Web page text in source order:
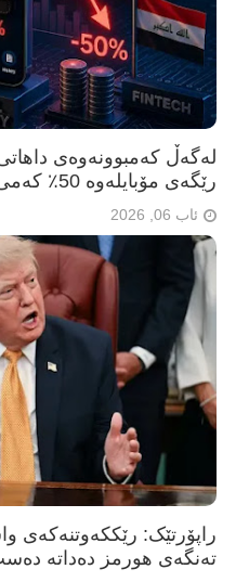
لەگەڵ کەمبوونەوەی
رێگەی مۆبایلەوە 50٪ کەمی کردووە
ئاب 06, 2026
راپۆرتێک: رێککەوتنەکەی
تەنگەی هورمز دەداتە